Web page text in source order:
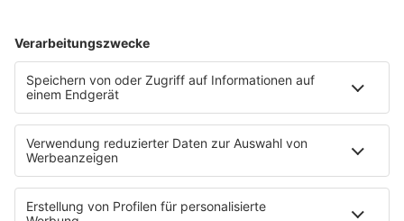
HOME
INFOS
Kontakt